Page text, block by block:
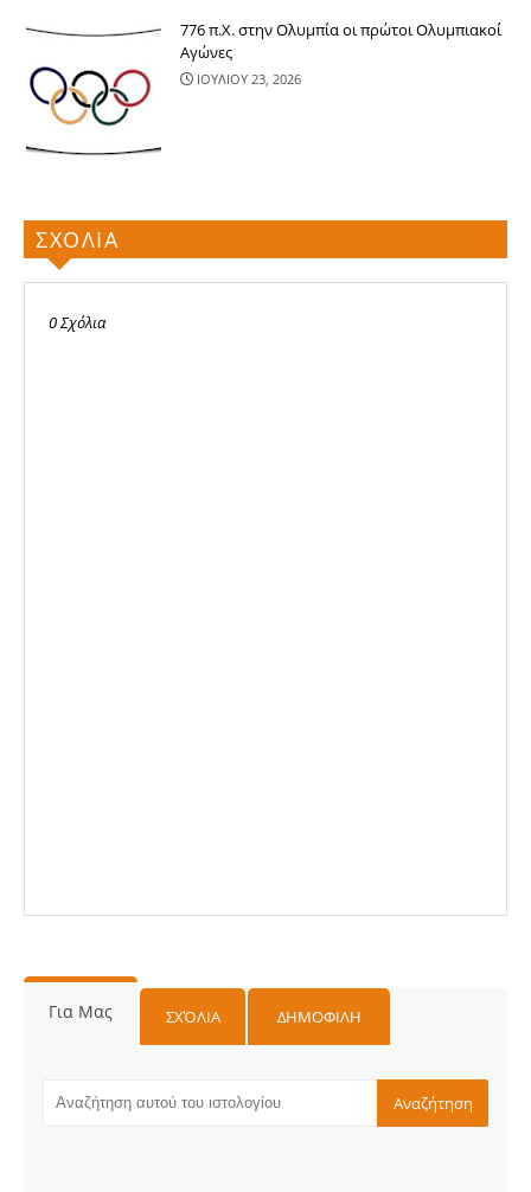
776 π.Χ. στην Ολυμπία οι πρώτοι Ολυμπιακοί
Αγώνες
ΙΟΥΛΙΟΥ 23, 2026
ΣΧΟΛΙΑ
0 Σχόλια
Για Μας ΣΧΌΛΙΑ ΔΗΜΟΦΙΛΗ